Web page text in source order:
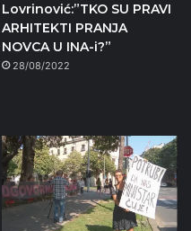
Lovrinović:”TKO SU PRAVI
ARHITEKTI PRANJA
NOVCA U INA-i?”
28/08/2022